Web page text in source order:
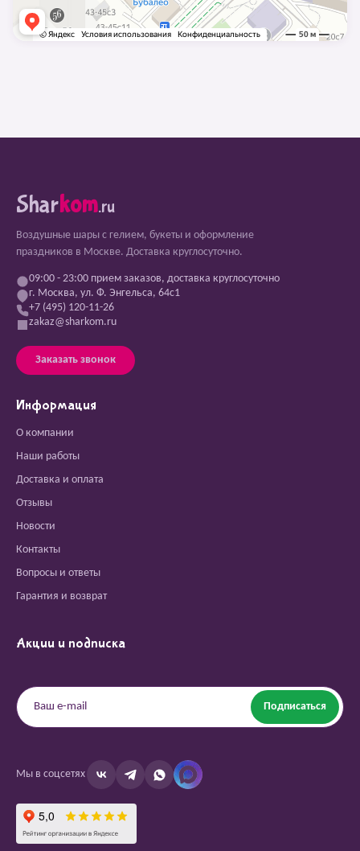
Sharkom.ru
Воздушные шары с гелием, букеты и оформление
праздников в Москве. Доставка круглосуточно.
09:00 - 23:00 прием заказов, доставка круглосуточно
г. Москва, ул. Ф. Энгельса, 64с1
+7 (495) 120-11-26
zakaz@sharkom.ru
Заказать звонок
Информация
О компании
Наши работы
Доставка и оплата
Отзывы
Новости
Контакты
Вопросы и ответы
Гарантия и возврат
Акции и подписка
Подписаться
Мы в соцсетях